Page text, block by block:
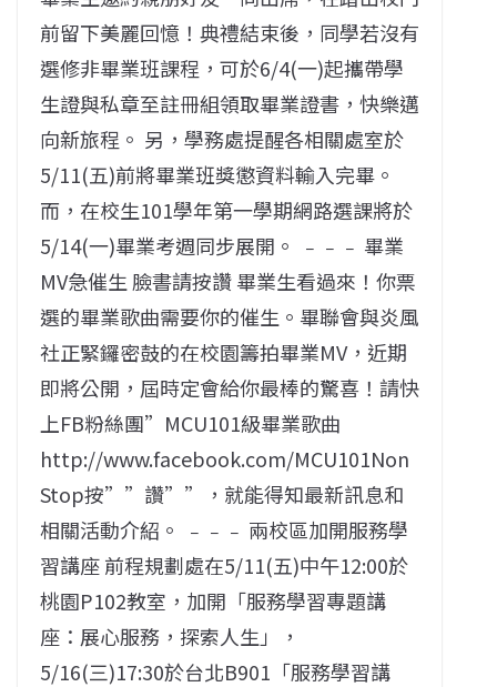
前留下美麗回憶！典禮結束後，同學若沒有
選修非畢業班課程，可於6/4(一)起攜帶學
生證與私章至註冊組領取畢業證書，快樂邁
向新旅程。 另，學務處提醒各相關處室於
5/11(五)前將畢業班獎懲資料輸入完畢。
而，在校生101學年第一學期網路選課將於
5/14(一)畢業考週同步展開。 ﹣﹣﹣ 畢業
MV急催生 臉書請按讚 畢業生看過來！你票
選的畢業歌曲需要你的催生。畢聯會與炎風
社正緊鑼密鼓的在校園籌拍畢業MV，近期
即將公開，屆時定會給你最棒的驚喜！請快
上FB粉絲團”MCU101級畢業歌曲
http://www.facebook.com/MCU101Non
Stop按””讚””，就能得知最新訊息和
相關活動介紹。 ﹣﹣﹣ 兩校區加開服務學
習講座 前程規劃處在5/11(五)中午12:00於
桃園P102教室，加開「服務學習專題講
座：展心服務，探索人生」，
5/16(三)17:30於台北B901「服務學習講